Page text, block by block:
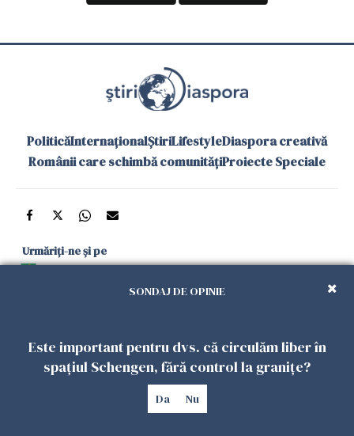
PoliticăInternaționalȘtiriLifestyleDiaspora creativă
Românii care schimbă comunitățiProiecte Speciale
Urmăriți-ne și pe
și în aplicațiile mobile
Politica de
confidențialitate
Politica
Cookies
Gestionați
Contact
Declarație de
accesibilitate
Copyright 2026. Toate drepturile rezervate.
SONDAJ DE OPINIE
Este important pentru dvs. că circulăm liber în
spațiul Schengen, fără control la granițe?
Da Nu